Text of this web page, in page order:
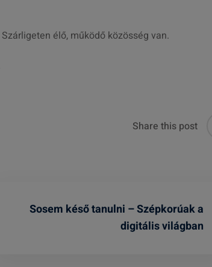
élő, működő közösség van.
Share this post
Sosem késő tanulni – Szépkorúak a
digitális világban